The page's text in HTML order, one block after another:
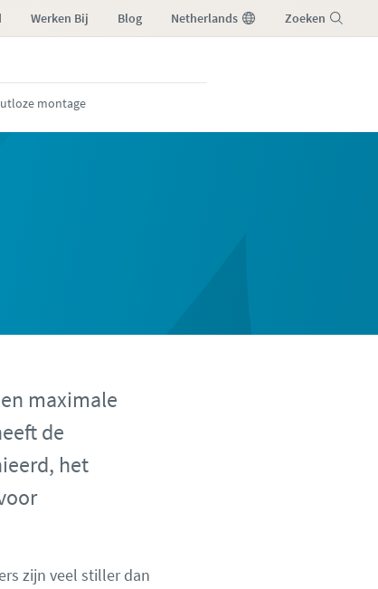
Werken Bij Blog Netherlands Zoeken
montage
maximale
de
het
zijn veel stiller dan